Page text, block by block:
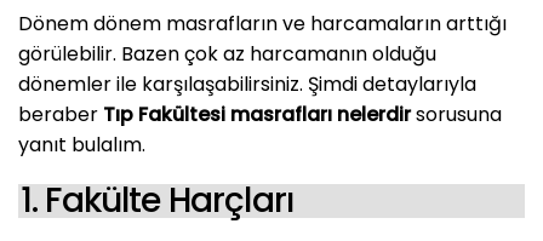
Dönem dönem masrafların ve harcamaların arttığı
görülebilir. Bazen çok az harcamanın olduğu
dönemler ile karşılaşabilirsiniz. Şimdi detaylarıyla
beraber Tıp Fakültesi masrafları nelerdirsorusuna
yanıt bulalım.
1. Fakülte Harçları